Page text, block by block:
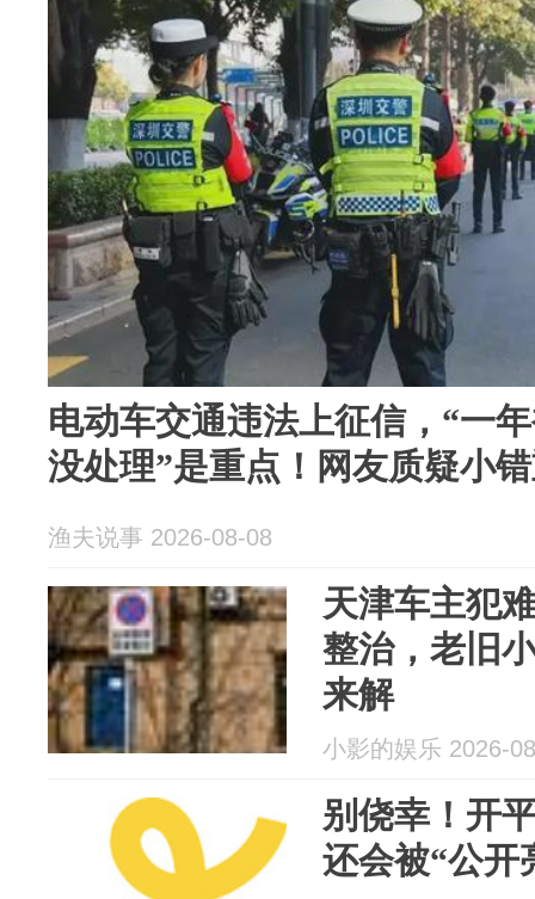
电动车交通违法上征信，“一
没处理”是重点！网友质疑小
渔夫说事 2026-08-08
天津车主犯
整治，老旧
来解
小影的娱乐 2026-
别侥幸！开
还会被“公开